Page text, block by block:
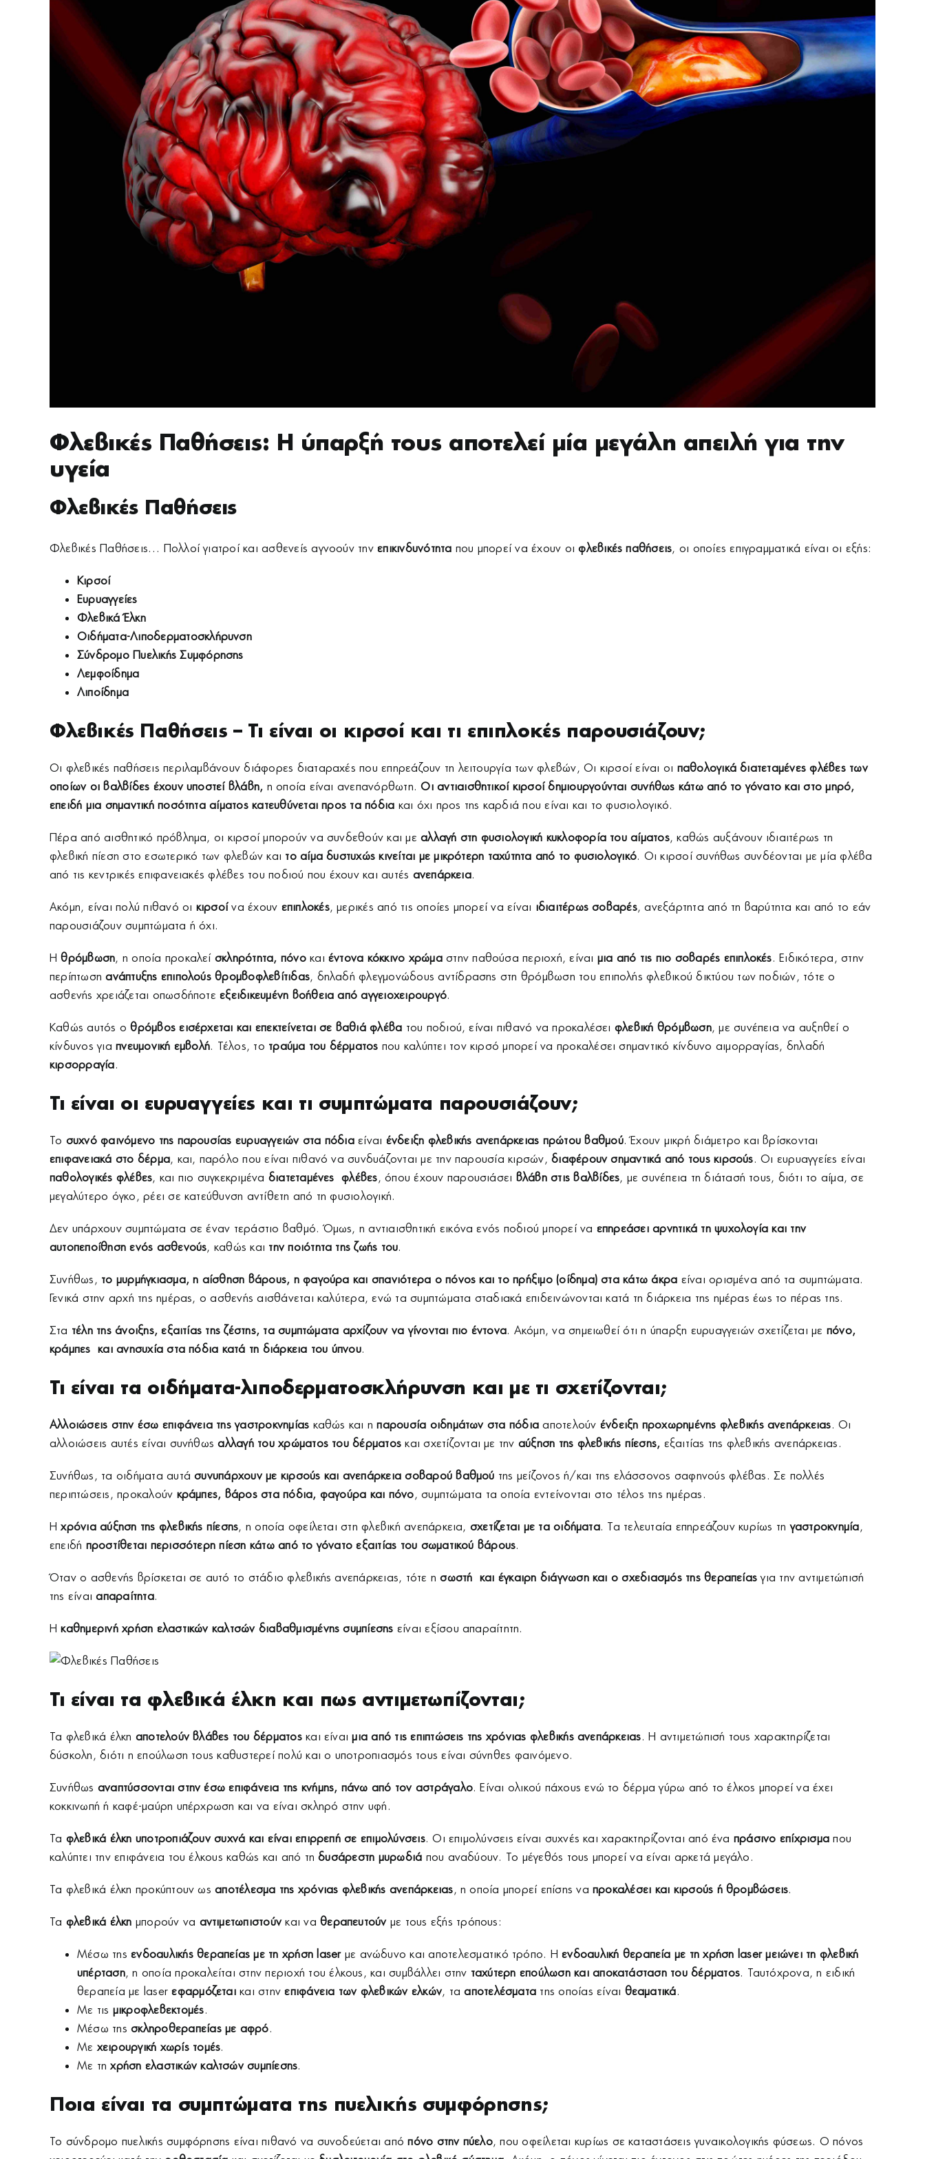
Φλεβικές Παθήσεις: Η ύπαρξή τους αποτελεί μία μεγάλη απειλή για την
υγεία
Φλεβικές Παθήσεις
Φλεβικές Παθήσεις… Πολλοί γιατροί και ασθενείς αγνοούν τηνεπικινδυνότητα που μπορεί να έχουν οιφλεβικές παθήσεις, οι οποίες επιγραμματικά είναι οι εξής:
Κιρσοί
Ευρυαγγείες
Φλεβικά Έλκη
Οιδήματα-Λιποδερματοσκλήρυνση
Σύνδρομο Πυελικής Συμφόρησης
Λεμφοίδημα
Λιποίδημα
Φλεβικές Παθήσεις – Τι είναι οι κιρσοί και τι επιπλοκές παρουσιάζουν;
Οι φλεβικές παθήσεις περιλαμβάνουν διάφορες διαταραχές που επηρεάζουν τη λειτουργία των φλεβών, Οι κιρσοί είναι οι παθολογικά διατεταμένες φλέβες των
οποίων οι βαλβίδες έχουν υποστεί βλάβη, η οποία είναι ανεπανόρθωτη.Οι αντιαισθητικοί κιρσοί δημιουργούνται συνήθως κάτω από το γόνατο και στο μηρό,
επειδή μια σημαντική ποσότητα αίματος κατευθύνεται προς τα πόδια και όχι προς της καρδιά που είναι και το φυσιολογικό.
Πέρα από αισθητικό πρόβλημα, οι κιρσοί μπορούν να συνδεθούν και μεαλλαγή στη φυσιολογική κυκλοφορία του αίματος, καθώς αυξάνουν ιδιαιτέρως τη
φλεβική πίεση στο εσωτερικό των φλεβών και το αίμα δυστυχώς κινείται με μικρότερη ταχύτητα από το φυσιολογικό. Οι κιρσοί συνήθως συνδέονται με μία φλέβα
από τις κεντρικές επιφανειακές φλέβες του ποδιού που έχουν και αυτές ανεπάρκεια.
Ακόμη, είναι πολύ πιθανό οι κιρσοίνα έχουν επιπλοκές, μερικές από τις οποίες μπορεί να είναι ιδιαιτέρως σοβαρές, ανεξάρτητα από τη βαρύτητα και από το εάν
παρουσιάζουν συμπτώματα ή όχι.
Ηθρόμβωση, η οποία προκαλεί σκληρότητα, πόνοκαιέντονα κόκκινο χρώμαστην παθούσα περιοχή, είναι μια από τις πιο σοβαρές επιπλοκές. Ειδικότερα, στην
περίπτωσηανάπτυξης επιπολούς θρομβοφλεβίτιδας, δηλαδή φλεγμονώδους αντίδρασης στη θρόμβωση του επιπολής φλεβικού δικτύου των ποδιών, τότε ο
ασθενής χρειάζεται οπωσδήποτεεξειδικευμένη βοήθεια από αγγειοχειρουργό.
Καθώς αυτός οθρόμβος εισέρχεται και επεκτείνεται σε βαθιά φλέβα του ποδιού, είναι πιθανό να προκαλέσει φλεβική θρόμβωση, με συνέπεια να αυξηθεί ο
κίνδυνος γιαπνευμονική εμβολή. Τέλος, το τραύμα του δέρματος που καλύπτει τον κιρσό μπορεί να προκαλέσει σημαντικό κίνδυνο αιμορραγίας, δηλαδή
κιρσορραγία.
Τι είναι οι ευρυαγγείες και τι συμπτώματα παρουσιάζουν;
Το συχνό φαινόμενο της παρουσίας ευρυαγγειών στα πόδιαείναι ένδειξη φλεβικής ανεπάρκειας πρώτου βαθμού. Έχουν μικρή διάμετρο και βρίσκονται
επιφανειακά στο δέρμα, και, παρόλο που είναι πιθανό να συνδυάζονται με την παρουσία κιρσών,διαφέρουν σημαντικά από τους κιρσούς. Οι ευρυαγγείες είναι
παθολογικές φλέβες, και πιο συγκεκριμένα διατεταμένες φλέβες, όπου έχουν παρουσιάσει βλάβη στις βαλβίδες, με συνέπεια τη διάτασή τους, διότι το αίμα, σε
μεγαλύτερο όγκο, ρέει σε κατεύθυνση αντίθετη από τη φυσιολογική.
Δεν υπάρχουν συμπτώματα σε έναν τεράστιο βαθμό. Όμως, η αντιαισθητική εικόνα ενός ποδιού μπορεί να επηρεάσει αρνητικά τη ψυχολογία και την
αυτοπεποίθηση ενός ασθενούς, καθώς και την ποιότητα της ζωής του.
Συνήθως, το μυρμήγκιασμα, η αίσθηση βάρους, η φαγούρα και σπανιότερα ο πόνος και το πρήξιμο (οίδημα) στα κάτω άκρα είναι ορισμένα από τα συμπτώματα.
Γενικά στην αρχή της ημέρας, ο ασθενής αισθάνεται καλύτερα, ενώ τα συμπτώματα σταδιακά επιδεινώνονται κατά τη διάρκεια της ημέρας έως το πέρας της.
Στα τέλη της άνοιξης, εξαιτίας της ζέστης, τα συμπτώματα αρχίζουν να γίνονται πιο έντονα. Ακόμη, να σημειωθεί ότι η ύπαρξη ευρυαγγειών σχετίζεται με πόνο,
κράμπες και ανησυχία στα πόδια κατά τη διάρκεια του ύπνου.
Τι είναι τα οιδήματα-λιποδερματοσκλήρυνση και με τι σχετίζονται;
Αλλοιώσεις στην έσω επιφάνεια της γαστροκνημίας καθώς και ηπαρουσία οιδημάτων στα πόδια αποτελούν ένδειξη προχωρημένης φλεβικής ανεπάρκειας. Οι
αλλοιώσεις αυτές είναι συνήθωςαλλαγή του χρώματος του δέρματος και σχετίζονται με την αύξηση της φλεβικής πίεσης, εξαιτίας της φλεβικής ανεπάρκειας.
Συνήθως, τα οιδήματα αυτάσυνυπάρχουν με κιρσούς και ανεπάρκεια σοβαρού βαθμού της μείζονος ή/και της ελάσσονος σαφηνούς φλέβας. Σε πολλές
περιπτώσεις, προκαλούν κράμπες, βάρος στα πόδια, φαγούρα και πόνο, συμπτώματα τα οποία εντείνονται στο τέλος της ημέρας.
Hχρόνια αύξηση της φλεβικής πίεσης, η οποία οφείλεται στη φλεβική ανεπάρκεια, σχετίζεται με τα οιδήματα. Τα τελευταία επηρεάζουν κυρίως τηγαστροκνημία,
επειδή προστίθεται περισσότερη πίεση κάτω από το γόνατο εξαιτίας του σωματικού βάρους.
Όταν ο ασθενής βρίσκεται σε αυτό το στάδιο φλεβικής ανεπάρκειας, τότε ησωστή και έγκαιρη διάγνωση και ο σχεδιασμός της θεραπείας για την αντιμετώπισή
της είναιαπαραίτητα.
Ηκαθημερινή χρήση ελαστικών καλτσών διαβαθμισμένης συμπίεσης είναι εξίσου απαραίτητη.
Τι είναι τα φλεβικά έλκη και πως αντιμετωπίζονται;
Τα φλεβικά έλκη αποτελούν βλάβες του δέρματοςκαι είναιμια από τις επιπτώσεις της χρόνιας φλεβικής ανεπάρκειας. Η αντιμετώπισή τους χαρακτηρίζεται
δύσκολη, διότι η επούλωση τους καθυστερεί πολύ και ο υποτροπιασμός τους είναι σύνηθες φαινόμενο.
Συνήθως αναπτύσσονται στην έσω επιφάνεια της κνήμης, πάνω από τον αστράγαλο. Είναι ολικού πάχους ενώ το δέρμα γύρω από το έλκος μπορεί να έχει
κοκκινωπή ή καφέ-μαύρη υπέρχρωση και να είναι σκληρό στην υφή.
Τα φλεβικά έλκη υποτροπιάζουν συχνά και είναι επιρρεπή σε επιμολύνσεις. Οι επιμολύνσεις είναι συχνές και χαρακτηρίζονται από ένα πράσινο επίχρισμαπου
καλύπτει την επιφάνεια του έλκους καθώς και από τηδυσάρεστη μυρωδιά που αναδύουν. Το μέγεθός τους μπορεί να είναι αρκετά μεγάλο.
Τα φλεβικά έλκη προκύπτουν ωςαποτέλεσμα της χρόνιας φλεβικής ανεπάρκειας, η οποία μπορεί επίσης ναπροκαλέσει και κιρσούς ή θρομβώσεις.
Τα φλεβικά έλκη μπορούν να αντιμετωπιστούνκαι ναθεραπευτούνμε τους εξής τρόπους:
Μέσω τηςενδοαυλικής θεραπείας με τη χρήση laserμε ανώδυνο και αποτελεσματικό τρόπο. Ηενδοαυλική θεραπεία με τη χρήση laser μειώνει τη φλεβική
υπέρταση, η οποία προκαλείται στην περιοχή του έλκους, και συμβάλλει στην ταχύτερη επούλωση και αποκατάσταση του δέρματος. Ταυτόχρονα, η ειδική
θεραπεία με laserεφαρμόζεταικαι στηνεπιφάνεια των φλεβικών ελκών, τααποτελέσματα της οποίας είναι θεαματικά.
Με τις μικροφλεβεκτομές.
Μέσω τηςσκληροθεραπείας με αφρό.
Με χειρουργική χωρίς τομές.
Με τηχρήση ελαστικών καλτσών συμπίεσης.
Ποια είναι τα συμπτώματα της πυελικής συμφόρησης;
Το σύνδρομο πυελικής συμφόρησης είναι πιθανό να συνοδεύεται απόπόνο στην πύελο, που οφείλεται κυρίως σε καταστάσεις γυναικολογικής φύσεως. Ο πόνος